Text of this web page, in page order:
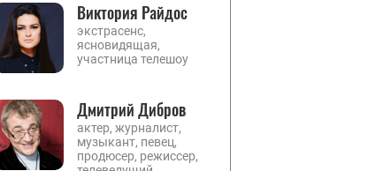
Виктория Райдос
экстрасенс,
ясновидящая,
участница телешоу
Дмитрий Дибров
актер, журналист,
музыкант, певец,
продюсер, режиссер,